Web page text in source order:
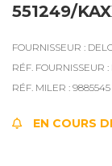
551249/
FOURNISSEUR :
RÉF. FOURNISSEUR
RÉF. MILER : 9885545
EN COURS